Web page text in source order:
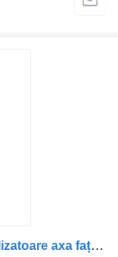
Barra di reazione Legătură bară stabilizatoare axa față per camion Scania 11668